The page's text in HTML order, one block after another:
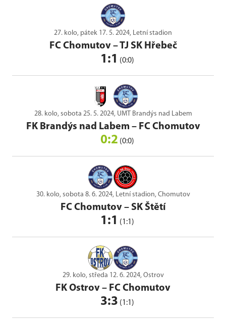
27. kolo, pátek 17. 5. 2024, Letní stadion
FC Chomutov–TJ SK Hřebeč
1:1 (0:0)
28. kolo, sobota 25. 5. 2024, UMT Brandýs nad Labem
FK Brandýs nad Labem – FC Chomutov
0:2 (0:0)
30. kolo, sobota 8. 6. 2024, Letní stadion, Chomutov
FC Chomutov – SK Štětí
1:1 (1:1)
29. kolo, středa 12. 6. 2024, Ostrov
FK Ostrov – FC Chomutov
3:3 (1:1)